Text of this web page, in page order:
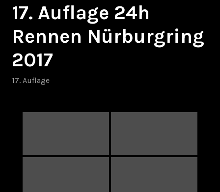
17. Auflage 24h
Rennen Nürburgring
2017
17. Auflage